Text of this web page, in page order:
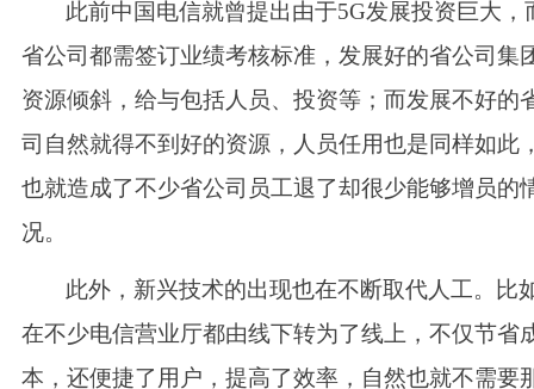
此前中国电信就曾提出由于5G发展投资巨大，
省公司都需签订业绩考核标准，发展好的省公司集
资源倾斜，给与包括人员、投资等；而发展不好的
司自然就得不到好的资源，人员任用也是同样如此
也就造成了不少省公司员工退了却很少能够增员的
况。
此外，新兴技术的出现也在不断取代人工。比
在不少电信营业厅都由线下转为了线上，不仅节省
本，还便捷了用户，提高了效率，自然也就不需要